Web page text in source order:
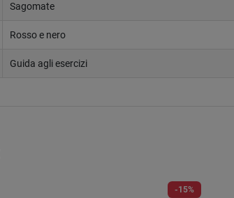
Sagomate
Rosso e nero
Guida agli esercizi
-15%